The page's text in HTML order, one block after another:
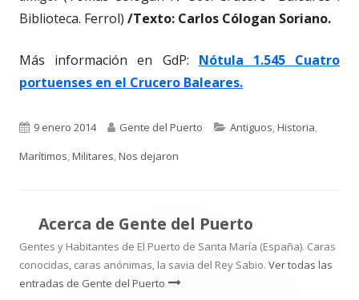
Biblioteca. Ferrol) /Texto: Carlos Cólogan Soriano.
Más información en GdP: Nótula 1.545 Cuatro
portuenses en el Crucero Baleares.
Publicado
el
9 enero 2014 Autor
Gente del Puerto Categorías
Antiguos,Historia,
Marítimos,Militares,Nos dejaron
Acerca de Gente del Puerto
Gentes y Habitantes de El Puerto de Santa María (España). Caras
conocidas, caras anónimas, la savia del Rey Sabio. Ver todas las
entradas de Gente del Puerto